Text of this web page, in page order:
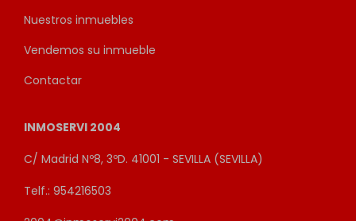
Nuestros inmuebles
Vendemos su inmueble
Contactar
INMOSERVI 2004
C/ Madrid Nº8, 3ºD. 41001 - SEVILLA (SEVILLA)
Telf.: 954216503